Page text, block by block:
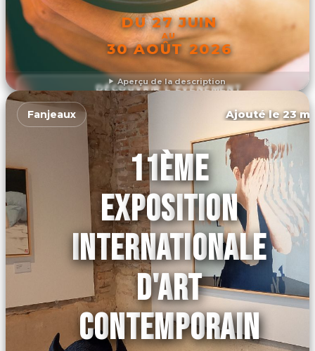
Aperçu de la description
DU 27 JUIN
AU
30 AOÛT 2026
DÉCOUVRIR L'ÉVÉNEMENT
Fanjeaux Ajouté le 23
11ÈME
EXPOSITION
INTERNATIONALE
D'ART
CONTEMPORAIN